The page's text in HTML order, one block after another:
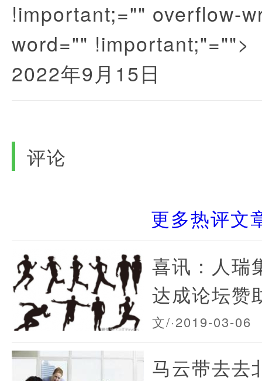
!important;="" overflow-
word="" !important;"="">
2022年9月15日
评论
更多热评文
喜讯：人瑞
达成论坛赞
文/·2019-03-06
马云带去去